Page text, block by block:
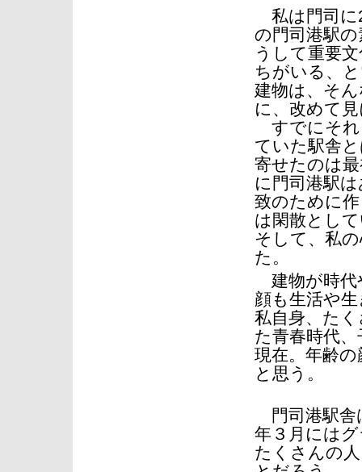
私は門司に
の門司港駅
うして重要
ちがいる、
建物は、そ
に、改めて
すでにそれ
ていた駅舎
寄せたのは
に門司港駅
致のために
は閑散とし
そして、私
た。
建物が時代
顔も生活や
私自身、た
た青春時代
現在。年齢
と思う。
門司港駅舎
年３月には
たくさんの